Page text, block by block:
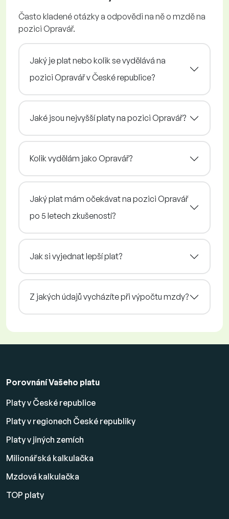
Často kladené otázky a odpovědi na ně o mzdě na
pozici Opravář.
Jaký je plat nebo kolik se vydělává na
pozici Opravář v České republice?
Jaké jsou nejvyšší platy na pozici Opravář?
Kolik vydělám jako Opravář?
Jaký plat mám očekávat na pozici Opravář
po 5 letech zkušeností?
Jak si vyjednat lepší plat?
Z jakých údajů vycházíte při výpočtu mzdy?
Porovnání Vašeho platu
Platy v České republice
Platy v regionech České republiky
Platy v jiných zemích
Milionářská kalkulačka
Mzdová kalkulačka
TOP platy